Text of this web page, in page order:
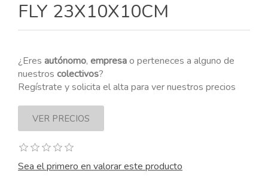
FLY 23X10X10CM
¿Eres autónomo, empresao perteneces a alguno de
nuestros colectivos?
Regístrate y solicita el alta para ver nuestros precios
Sea el primero en valorar este producto